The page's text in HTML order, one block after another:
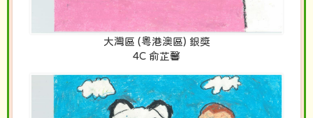
大灣區 (粵港澳區) 銀獎
4C 俞芷馨